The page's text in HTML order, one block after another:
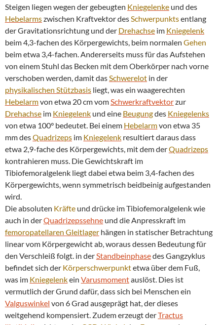
Steigen liegen wegen der gebeugten Kniegelenke und des
Hebelarmszwischen Kraftvektor desSchwerpunktsentlang
der Gravitationsrichtung und der Drehachse im Kniegelenk
beim 4,3-fachen des Körpergewichts, beim normalen Gehen
beim etwa 3,4-fachen. Andererseits muss für das Aufstehen
von einem Stuhl das Becken mit dem Oberkörper nach vorne
verschoben werden, damit dasSchwerelot in der
physikalischen Stützbasis liegt, was ein waagerechten
Hebelarmvon etwa 20 cm vomSchwerkraftvektorzur
Drehachse im Kniegelenk und eine Beugungdes Kniegelenks
von etwa 100° bedeutet. Bei einem Hebelarmvon etwa 35
mm desQuadrizeps im Kniegelenk resultiert daraus dass
etwa 2,9-fache des Körpergewichts, mit dem derQuadrizeps
kontrahieren muss. Die Gewichtskraft im
Tibiofemoralgelenk liegt dabei etwa beim 3,4-fachen des
Körpergewichts, wenn symmetrisch beidbeinig aufgestanden
wird.
Die absoluten Kräfte und drücke im Tibiofemoralgelenk wie
auch in derQuadrizepssehne und die Anpresskraft im
femoropatellaren Gleitlager hängen in statischer Betrachtung
linear vom Körpergewicht ab, woraus dessen Bedeutung für
den Verschleiß folgt. in derStandbeinphasedes Gangzyklus
befindet sich der Körperschwerpunktetwa über dem Fuß,
was im Kniegelenkein Varusmomentauslöst. Dies ist
vermutlich der Grund dafür, dass sich bei Menschen ein
Valguswinkel von 6 Grad ausgeprägt hat, der dieses
weitgehend kompensiert. Zudem erzeugt derTractus